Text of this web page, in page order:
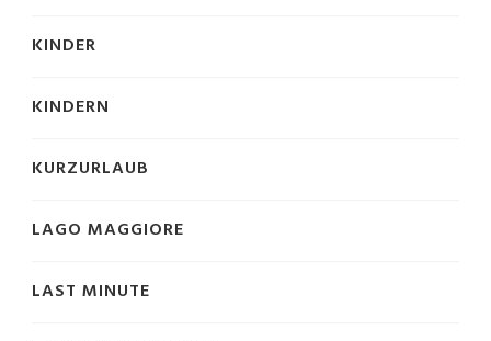
KINDER
KINDERN
KURZURLAUB
LAGO MAGGIORE
LAST MINUTE